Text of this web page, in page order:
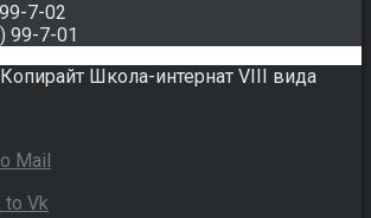
7-02
99-7-01
Школа-интернат VIII вида
Mail
to Vk